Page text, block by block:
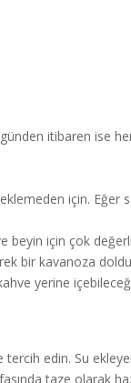
itibaren ise
için. Eğer
beyin için çok
bir kavanoza
yerine
tercih edin. Su
taze olarak